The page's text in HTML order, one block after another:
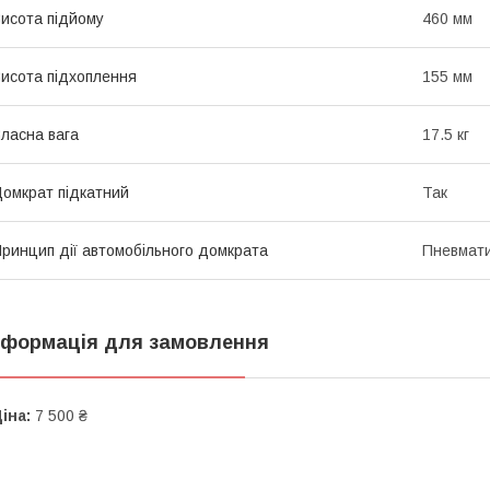
підйому 460 мм
підхоплення 155 мм
вага 17.5 кг
підкатний Так
дії автомобільного домкрата
для замовлення
7 500 ₴